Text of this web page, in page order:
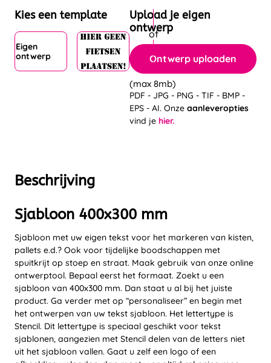
Beschrijving
Sjabloon 400x300 mm
Sjabloon met uw eigen tekst voor het markeren van kisten,
pallets e.d.? Ook voor tijdelijke boodschappen met
spuitkrijt op stoep en straat. Maak gebruik van onze online
ontwerptool. Bepaal eerst het formaat. Zoekt u een
sjabloon van 400x300 mm. Dan staat u al bij het juiste
product. Ga verder met op “personaliseer” en begin met
het ontwerpen van uw tekst sjabloon. Het lettertype is
Stencil. Dit lettertype is speciaal geschikt voor tekst
sjablonen, aangezien met Stencil delen van de letters niet
uit het sjabloon vallen. Gaat u zelf een logo of een
Kies een template
Eigen
ontwerp
Upload je eigen
ontwerp
Ontwerp uploaden
(max 8mb)
PDF - JPG - PNG - TIF - BMP -
EPS - AI. Onze aanleveropties
vind je hier.